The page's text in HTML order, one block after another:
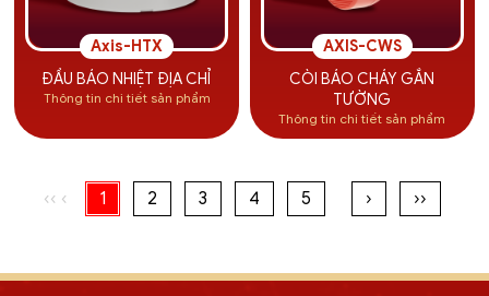
Axis-HTX
ĐẦU BÁO NHIỆT ĐỊA CHỈ
Thông tin chi tiết sản phẩm
AXIS-CWS
CÒI BÁO CHÁY GẮN
TƯỜNG
Thông tin chi tiết sản phẩm
‹‹ ‹ 1 2 3 4 5 › ››